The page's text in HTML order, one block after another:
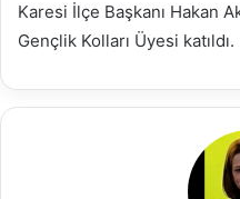
Karesi İlçe Başkanı Hakan
Gençlik Kolları Üyesi katıldı.